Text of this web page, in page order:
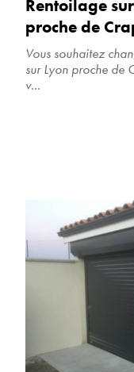
Rentoilage
proche de
Vous souhaitez
sur Lyon proche
v...